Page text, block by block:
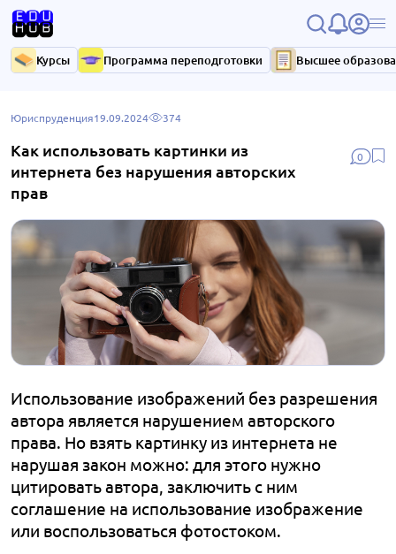
Курсы Программа переподготовки Высшее
0
Юриспруденция19.09.2024 374
Как использовать картинки из
интернета без нарушения авторских
прав
Использование изображений без разрешения
автора является нарушением авторского
права. Но взять картинку из интернета не
нарушая закон можно: для этого нужно
цитировать автора, заключить с ним
соглашение на использование изображение
или воспользоваться фотостоком.